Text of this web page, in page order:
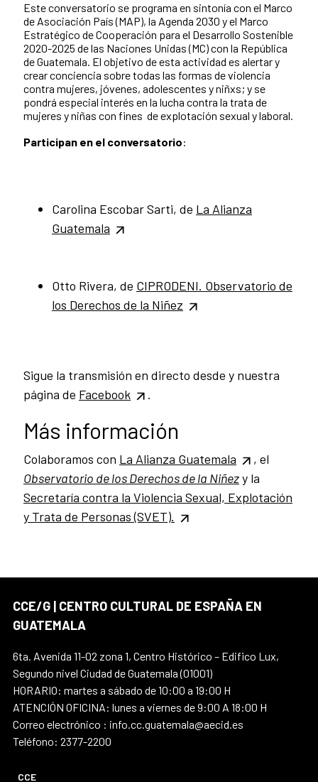
Este conversatorio se programa en sintonía con el Marco
de Asociación País (MAP), la Agenda 2030 y el Marco
Estratégico de Cooperación para el Desarrollo Sostenible
2020-2025 de las Naciones Unidas (MC) con la República
de Guatemala. El objetivo de esta actividad es alertar y
crear conciencia sobre todas las formas de violencia
contra mujeres, jóvenes, adolescentes y niñxs; y se
pondrá especial interés en la lucha contra la trata de
mujeres y niñas con fines de explotación sexual y laboral.
Participan en el conversatorio:
Carolina Escobar Sarti, de La Alianza
Guatemala
Otto Rivera, de CIPRODENI. Observatorio de
los Derechos de la Niñez
Sigue la transmisión en directo desde y nuestra
página de Facebook .
Más información
Colaboramos con La Alianza Guatemala
, el
Observatorio de los Derechos de la Niñezy la
Secretaría contra la Violencia Sexual, Explotación
y Trata de Personas (SVET).
CCE/G | CENTRO CULTURAL DE ESPAÑA EN
GUATEMALA
6ta. Avenida 11-02 zona 1, Centro Histórico – Edifico Lux,
Segundo nivel Ciudad de Guatemala (01001)
HORARIO: martes a sábado de 10:00 a 19:00 H
ATENCIÓN OFICINA: lunes a viernes de 9:00 A 18:00 H
Correo electrónico : info.cc.guatemala@aecid.es
Teléfono: 2377-2200
CCE